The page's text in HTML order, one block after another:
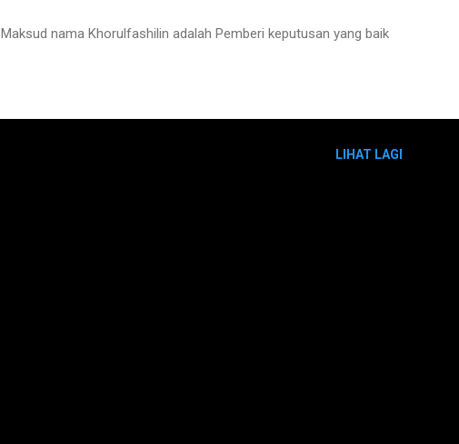
Maksud nama Khorulfashilin adalah Pemberi keputusan yang baik
LIHAT LAGI